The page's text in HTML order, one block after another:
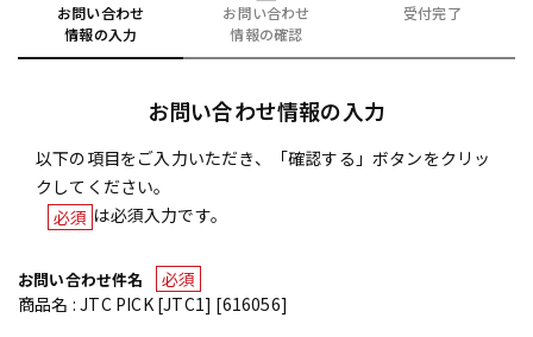
お問い合わせ
情報の入力
お問い合わせ
情報の確認
受付完了
お問い合わせ情報の入力
以下の項目をご入力いただき、「確認する」ボタンをクリッ
クしてください。
必須 は必須入力です。
お問い合わせ件名
必須
商品名 : JTC PICK [JTC1] [616056]